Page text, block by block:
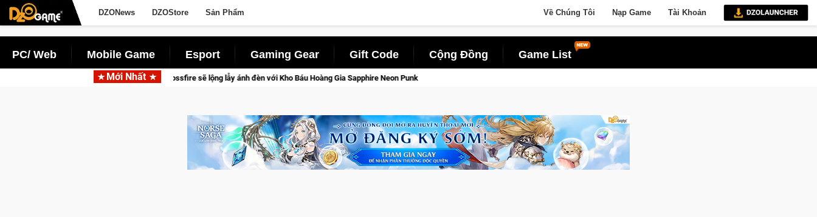
DZONews DZOStore Sản Phẩm Về Chúng Tôi Nạp Game Tài Khoản
PC/ Web Mobile Game Esport Gaming Gear Gift Code Cộng Đồng Game List
Mới Nhất
thủ Crossfire sẽ lộng lẫy ánh đèn với Kho Báu Hoàng Gia Sapphire Neon Punk